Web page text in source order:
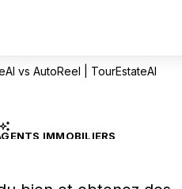
vs AutoReel | TourEstateAI
IMMOBILIERS